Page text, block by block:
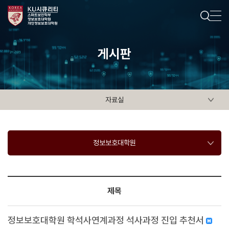
게시판
자료실
정보보호대학원
제목
정보보호대학원 학석사연계과정 석사과정 진입 추천서